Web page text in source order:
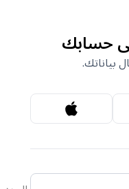
حسابك